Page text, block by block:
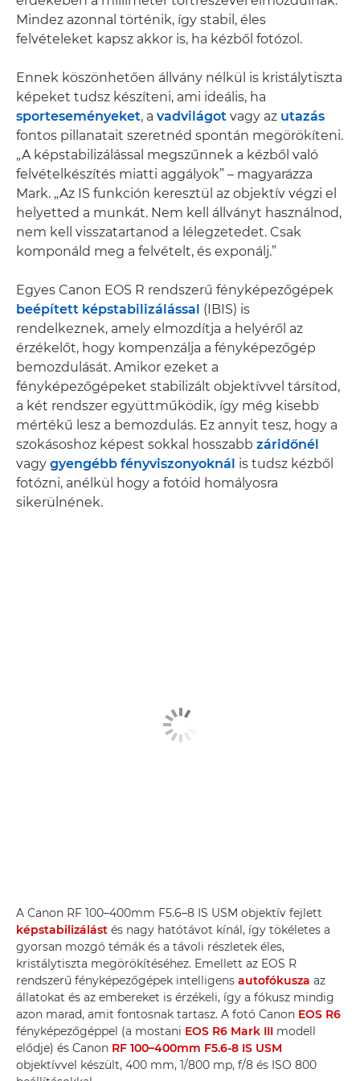
Mindez azonnal történik, így stabil, éles
felvételeket kapsz akkor is, ha kézből fotózol.
Ennek köszönhetően állvány nélkül is kristálytiszta
képeket tudsz készíteni, ami ideális, ha
sporteseményeket, a vadvilágot vagy az utazás
fontos pillanatait szeretnéd spontán megörökíteni.
„A képstabilizálással megszűnnek a kézből való
felvételkészítés miatti aggályok” – magyarázza
Mark. „Az IS funkción keresztül az objektív végzi el
helyetted a munkát. Nem kell állványt használnod,
nem kell visszatartanod a lélegzetedet. Csak
komponáld meg a felvételt, és exponálj.”
Egyes Canon EOS R rendszerű fényképezőgépek
beépített képstabilizálással (IBIS) is
rendelkeznek, amely elmozdítja a helyéről az
érzékelőt, hogy kompenzálja a fényképezőgép
bemozdulását. Amikor ezeket a
fényképezőgépeket stabilizált objektívvel társítod,
a két rendszer együttműködik, így még kisebb
mértékű lesz a bemozdulás. Ez annyit tesz, hogy a
szokásoshoz képest sokkal hosszabb záridőnél
vagy gyengébb fényviszonyoknál is tudsz kézből
fotózni, anélkül hogy a fotóid homályosra
sikerülnének.
A Canon RF 100–400mm F5.6–8 IS USM objektív fejlett
képstabilizálást és nagy hatótávot kínál, így tökéletes a
gyorsan mozgó témák és a távoli részletek éles,
kristálytiszta megörökítéséhez. Emellett az EOS R
rendszerű fényképezőgépek intelligens autofókusza az
állatokat és az embereket is érzékeli, így a fókusz mindig
azon marad, amit fontosnak tartasz. A fotó Canon EOS R6
fényképezőgéppel (a mostani EOS R6 Mark III modell
elődje) és Canon RF 100–400mm F5.6-8 IS USM
objektívvel készült, 400 mm, 1/800 mp, f/8 és ISO 800